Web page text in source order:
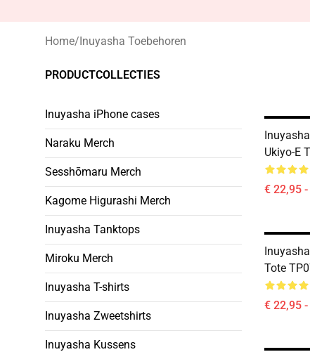
Home/Inuyasha Toebehoren
PRODUCTCOLLECTIES
Inuyasha iPhone cases
Naraku Merch
Sesshōmaru Merch
Kagome Higurashi Merch
Inuyasha Tanktops
Miroku Merch
Inuyasha T-shirts
Inuyasha Zweetshirts
Inuyasha Kussens
Ukiyo-E
€ 22,95
Tote
€ 22,95